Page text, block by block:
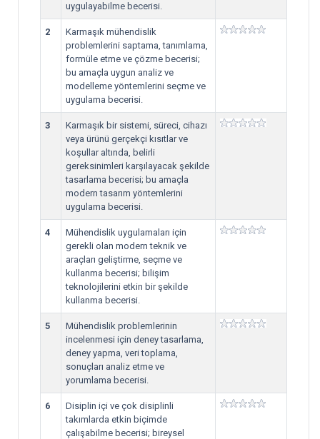
uygulayabilme becerisi.
2
Karmaşık mühendislik
problemlerini saptama, tanımlama,
formüle etme ve çözme becerisi;
bu amaçla uygun analiz ve
modelleme yöntemlerini seçme ve
uygulama becerisi.
3
Karmaşık bir sistemi, süreci, cihazı
veya ürünü gerçekçi kısıtlar ve
koşullar altında, belirli
gereksinimleri karşılayacak şekilde
tasarlama becerisi; bu amaçla
modern tasarım yöntemlerini
uygulama becerisi.
4
Mühendislik uygulamaları için
gerekli olan modern teknik ve
araçları geliştirme, seçme ve
kullanma becerisi; bilişim
teknolojilerini etkin bir şekilde
kullanma becerisi.
5
Mühendislik problemlerinin
incelenmesi için deney tasarlama,
deney yapma, veri toplama,
sonuçları analiz etme ve
yorumlama becerisi.
6
Disiplin içi ve çok disiplinli
takımlarda etkin biçimde
çalışabilme becerisi; bireysel